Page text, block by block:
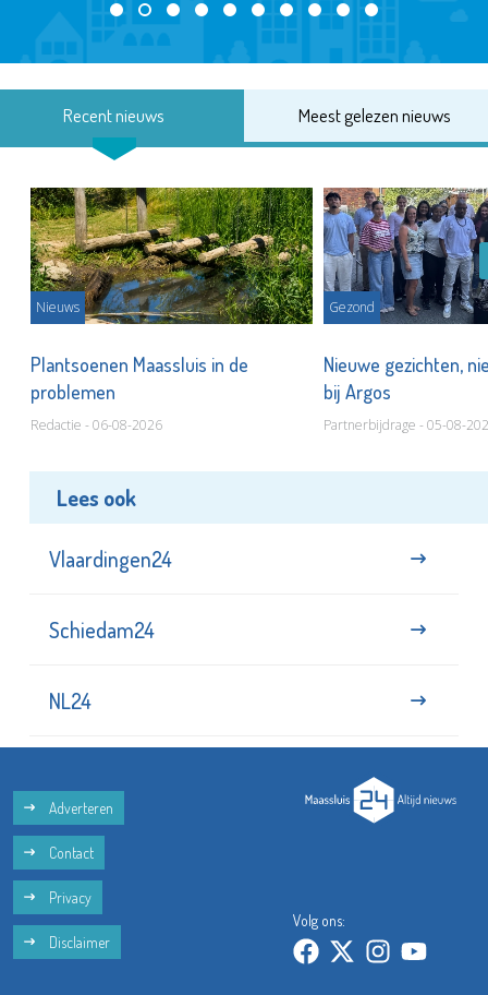
Recent nieuws Meest gelezen nieuws
Nieuws
Plantsoenen Maassluis in de
problemen
Redactie - 06-08-2026
Gezond
Nieuwe gezichten,
bij Argos
Partnerbijdrage - 05-08-
Lees ook
Vlaardingen24
Schiedam24
NL24
Adverteren
Contact
Privacy
Disclaimer
Volg ons: